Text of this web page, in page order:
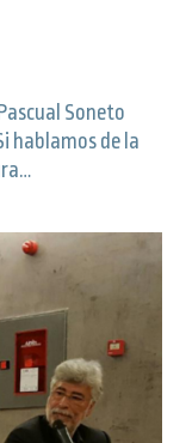
Soneto
hablamos de la